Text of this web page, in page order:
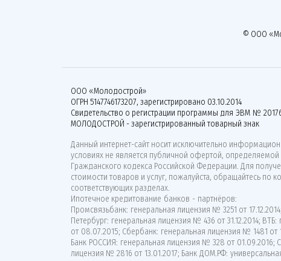
© ООО
ООО «Молодострой»
ОГРН 5147746173207, зарегистрировано 03.10.2014
Свидетельство о регистрации программы для ЭВМ №
МОЛОДОСТРОЙ - зарегистрированный товарный знак
Данный интернет-сайт носит исключительно
условиях не является публичной офертой, определяемой
Гражданского кодекса Российской Федерации. Для
стоимости товаров и услуг, пожалуйста, обращайтесь по
соответствующих разделах.
Ипотечное кредитование банков - партнёров:
Промсвязьбанк: генеральная лицензия № 3251 от
Петербург: генеральная лицензия № 436 от 31.12.2014;
от 08.07.2015; Сбербанк: генеральная лицензия № 1481 от
Банк РОССИЯ: генеральная лицензия № 328 от 01.09.2016;
лицензия № 2816 от 13.01.2017; Банк ДОМ.РФ: